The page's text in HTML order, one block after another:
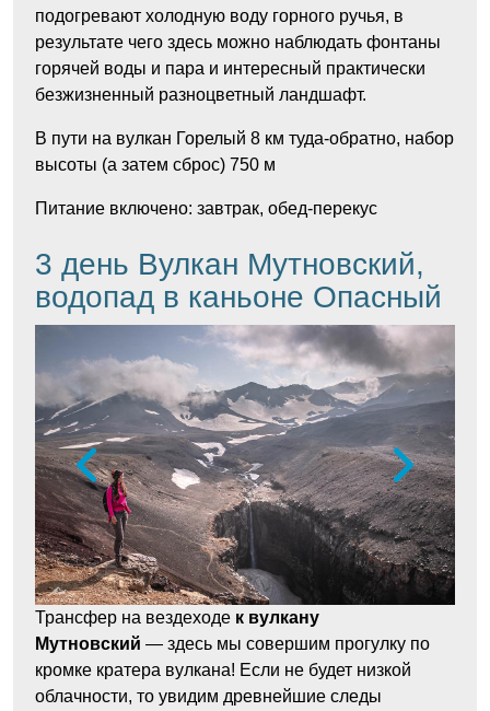
подогревают холодную воду горного ручья, в
результате чего здесь можно наблюдать фонтаны
горячей воды и пара и интересный практически
безжизненный разноцветный ландшафт.
В пути на вулкан Горелый 8 км туда-обратно, набор
высоты (а затем сброс) 750 м
Питание включено: завтрак, обед-перекус
3 день Вулкан Мутновский,
водопад в каньоне Опасный
Трансфер на вездеходе к вулкану
Мутновский — здесь мы совершим прогулку по
кромке кратера вулкана! Если не будет низкой
облачности, то увидим древнейшие следы